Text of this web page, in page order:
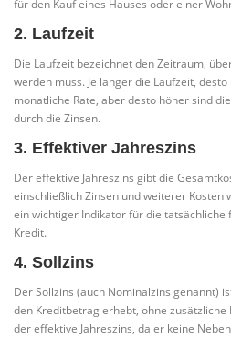
für den Kauf eines Hauses oder einer
2. Laufzeit
Die Laufzeit bezeichnet den Zeitraum,
werden muss. Je länger die Laufzeit,
monatliche Rate, aber desto höher sind
durch die Zinsen.
3. Effektiver Jahreszins
Der effektive Jahreszins gibt die
einschließlich Zinsen und weiterer Kosten
ein wichtiger Indikator für die tatsächliche
Kredit.
4. Sollzins
Der Sollzins (auch Nominalzins genannt)
den Kreditbetrag erhebt, ohne zusätzliche
der effektive Jahreszins, da er keine